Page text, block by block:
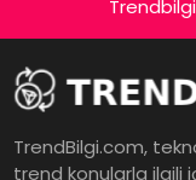
TrendBilgi.com,
trend konularla ilgili